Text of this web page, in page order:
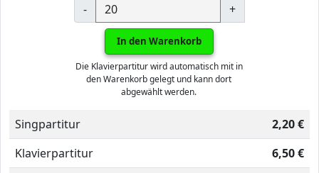
- +
In den Warenkorb
Die Klavierpartitur wird automatisch mit in
den Warenkorb gelegt und kann dort
abgewählt werden.
Singpartitur
2,20 €
Klavierpartitur
6,50 €